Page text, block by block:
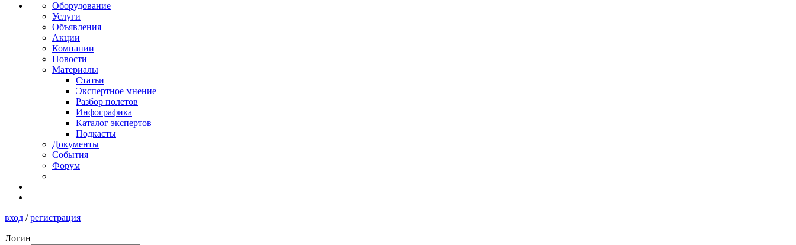
Оборудование
Услуги
Объявления
Акции
Компании
Новости
Материалы
Статьи
Экспертное мнение
Разбор полетов
Инфографика
Каталог экспертов
Подкасты
Документы
События
Форум
вход /регистрация
Логин